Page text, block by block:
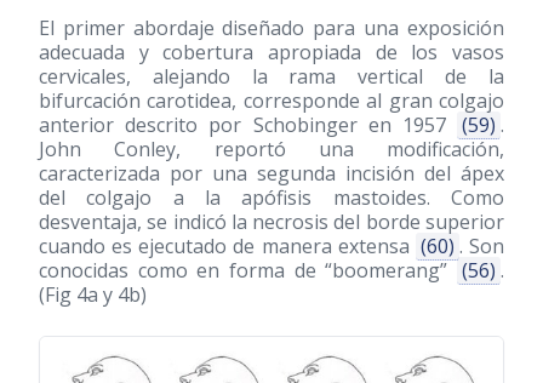
El primer abordaje diseñado para una exposición
adecuada y cobertura apropiada de los vasos
cervicales, alejando la rama vertical de la
bifurcación carotidea, corresponde al gran colgajo
anterior descrito por Schobinger en 1957 (59) .
John Conley, reportó una modificación,
caracterizada por una segunda incisión del ápex
del colgajo a la apófisis mastoides. Como
desventaja, se indicó la necrosis del borde superior
cuando es ejecutado de manera extensa (60) . Son
conocidas como en forma de “boomerang” (56) .
(Fig 4a y 4b)